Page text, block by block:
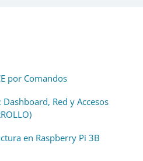
por Comandos
Red y Accesos
en Raspberry Pi 3B